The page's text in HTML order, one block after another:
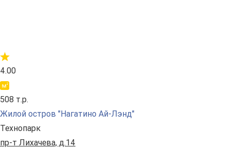
4.00
508 т.р.
Жилой остров "Нагатино Ай-Лэнд"
Технопарк
пр-т Лихачева, д.14